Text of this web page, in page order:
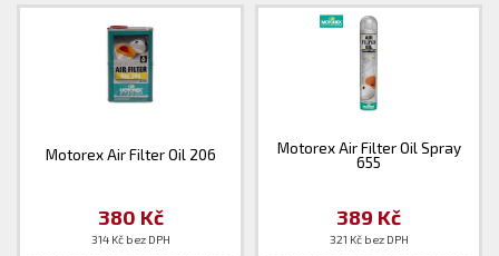
Motorex Air Filter Oil 206
380 Kč
314 Kč bez DPH
Motorex Air Filter Oil Spray
655
389 Kč
321 Kč bez DPH